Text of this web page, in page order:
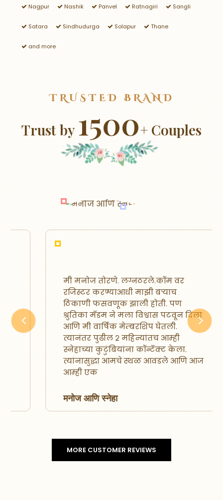
Nagpur Nashik Panvel Ratnagiri Sangli
Satara Sindhudurga Solapur Thane
and more
TRUSTED BRAND
Trust by1500+ Couples
मी मनोज तोरणे. लग्नठरले.कॉम वर
रजिस्टर करण्याआधी माझी बऱ्याच
ठिकाणी फसवणूक झाली होती. पण
श्रुतिका मॅडम ने मला विश्वास पटवून दिला
आणि मी वार्षिक मेम्बरशिप घेतली.
त्यानंतर पुढील २ महिन्यांतच आम्ही
स्नेहाच्या कुटुंबियांना कॉन्टॅक्ट केला.
त्यांनासुद्धा आमचे स्थळ आवडले आणि आज
आम्ही एक
मनोज आणि स्नेहा
MORE CUSTOMER REVIEWS